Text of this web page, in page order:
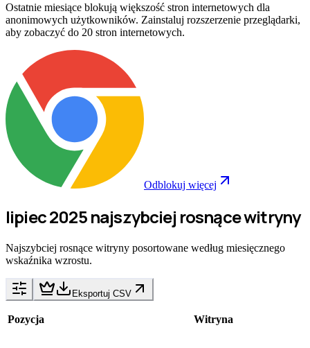
Ostatnie miesiące blokują większość stron internetowych dla
anonimowych użytkowników. Zainstaluj rozszerzenie przeglądarki,
aby zobaczyć do 20 stron internetowych.
Odblokuj więcej
lipiec 2025 najszybciej rosnące witryny
Najszybciej rosnące witryny posortowane według miesięcznego
wskaźnika wzrostu.
Eksportuj CSV
Pozycja Witryna